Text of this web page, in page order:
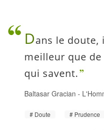
Dans le doute,
meilleur que
qui savent.
Baltasar Gracian -
Doute Prudence